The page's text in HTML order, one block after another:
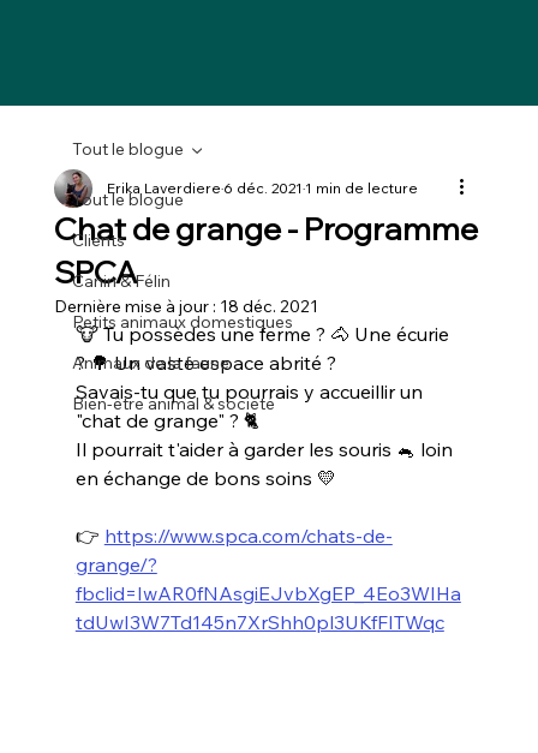
Tout le blogue
Clients
Canin & Félin
Petits animaux domestiques
Animaux de la faune
Bien-être animal & société
Tout le blogue
Chat de grange - Programme
SPCA
Erika Laverdiere6 déc. 2021 1 min de lecture
Dernière mise à jour : 18 déc. 2021
🐮 Tu possèdes une ferme ? 🐴 Une écurie
? 🌳 Un vaste espace abrité ?
Savais-tu que tu pourrais y accueillir un
"chat de grange" ? 🐈
Il pourrait t'aider à garder les souris 🐁 loin
en échange de bons soins 💛
👉 https://www.spca.com/chats-de-
grange/?
fbclid=IwAR0fNAsgiEJvbXgEP_4Eo3WIHa
tdUwI3W7Td145n7XrShh0pl3UKfFITWqc